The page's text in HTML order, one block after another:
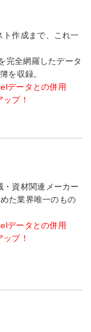
ト作成まで、これ一
完全網羅したデータ
を収録。
データとの併用
プ！
資材関連メーカー
た業界唯一のもの
データとの併用
プ！